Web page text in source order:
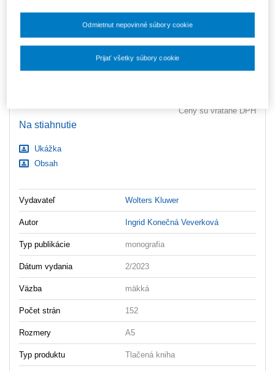
Akadémia. Čo je ASPI Akadémia?
Upozorňujeme, že v období od 1. 8. do 21. 8. z technických
dôvodov nemôžeme vystavovať daňové doklady. Budú vám
zaslané dodatočne e‑mailom.
Ceny sú vrátane DPH
Na stiahnutie
Ukážka
Obsah
Vydavateľ Wolters Kluwer
Autor Ingrid Konečná Veverková
Typ publikácie monografia
Dátum vydania 2/2023
Väzba mäkká
Počet strán 152
Rozmery A5
Typ produktu Tlačená kniha
Odmietnut nepovinné súbory cookie
Prijať všetky súbory cookie